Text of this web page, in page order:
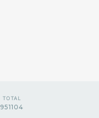
TOTAL
951104